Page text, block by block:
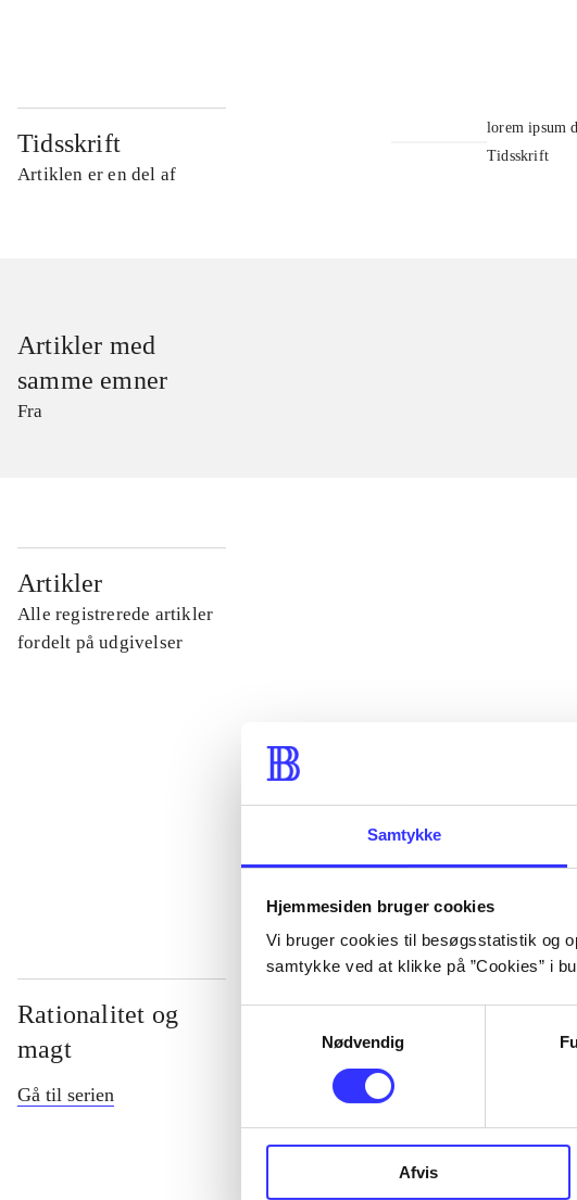
Samtykke
Hjemmesiden bruger cookies
Vi bruger cookies til besøgsstatistik og
samtykke ved at klikke på ”Cookies” i
Nødvendig
Afvis
Tidsskrift
Artiklen er en del af
lorem ipsum
Tidsskrift
Artikler med
samme emner
Fra
Artikler
Alle registrerede artikler
fordelt på udgivelser
Rationalitet og
magt
Gå til serien